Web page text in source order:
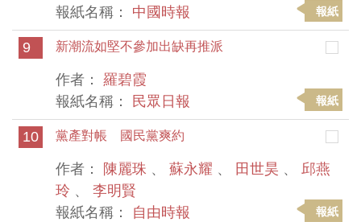
報紙名稱： 中國時報 報紙
9 新潮流如堅不參加出缺再推派
作者： 羅碧霞
報紙名稱：
民眾日報 報紙
10 黨產對帳 國民黨爽約
作者： 陳麗珠 、 蘇永耀 、 田世昊 、 邱燕
玲 、 李明賢
報紙名稱： 自由時報 報紙